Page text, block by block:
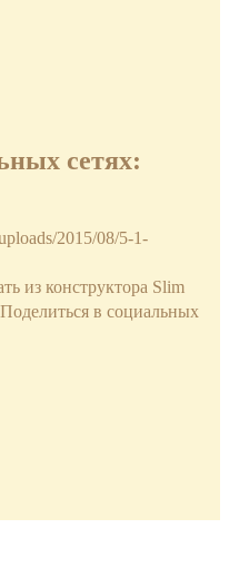
сетях:
2015/08/5-1-
из конструктора Slim
в социальных